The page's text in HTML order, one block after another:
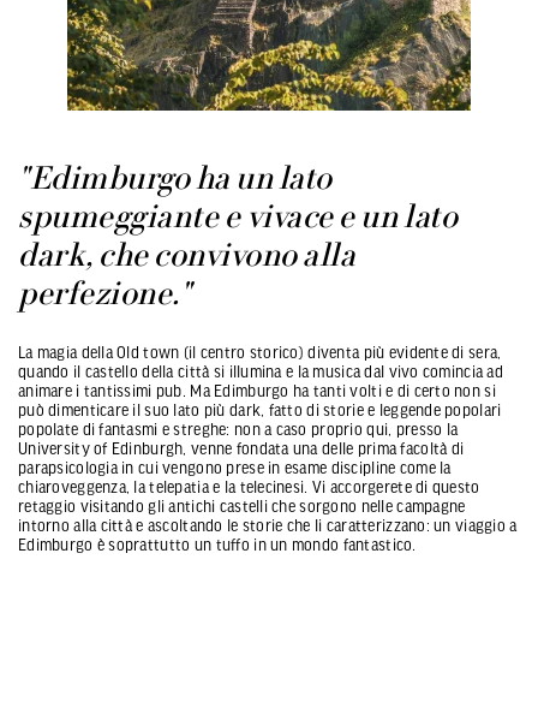
"Edimburgo ha un lato
spumeggiante e vivace e un lato
dark, che convivono alla
perfezione."
La magia della Old town (il centro storico) diventa più evidente di sera,
quando il castello della città si illumina e la musica dal vivo comincia ad
animare i tantissimi pub. Ma Edimburgo ha tanti volti e di certo non si
può dimenticare il suo lato più dark, fatto di storie e leggende popolari
popolate di fantasmi e streghe: non a caso proprio qui, presso la
University of Edinburgh, venne fondata una delle prima facoltà di
parapsicologia in cui vengono prese in esame discipline come la
chiaroveggenza, la telepatia e la telecinesi. Vi accorgerete di questo
retaggio visitando gli antichi castelli che sorgono nelle campagne
intorno alla città e ascoltando le storie che li caratterizzano: un viaggio a
Edimburgo è soprattutto un tuffo in un mondo fantastico.